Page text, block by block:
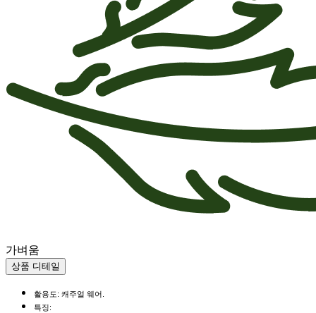
가벼움
상품 디테일
활용도: 캐주얼 웨어.
특징: